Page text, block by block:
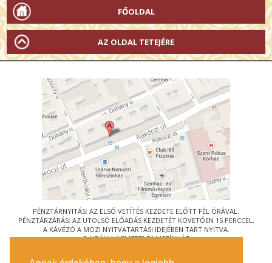
FŐOLDAL
AZ OLDAL TETEJÉRE
PÉNZTÁRNYITÁS: AZ ELSŐ VETÍTÉS KEZDETE ELŐTT FÉL ÓRÁVAL.
PÉNZTÁRZÁRÁS: AZ UTOLSÓ ELŐADÁS KEZDETÉT KÖVETŐEN 15 PERCCEL.
A KÁVÉZÓ A MOZI NYITVATARTÁSI IDEJÉBEN TART NYITVA.
© URÁNIA NEMZETI FILMSZÍNHÁZ